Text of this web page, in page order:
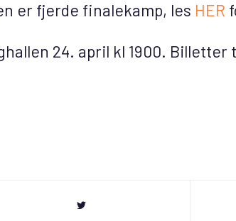
er fjerde finalekamp, les HER
24. april kl 1900. Billetter